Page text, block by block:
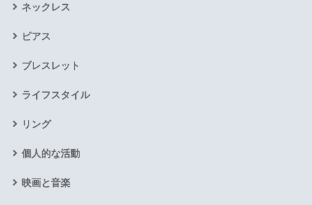
ネックレス
ピアス
ブレスレット
ライフスタイル
リング
個人的な活動
映画と音楽